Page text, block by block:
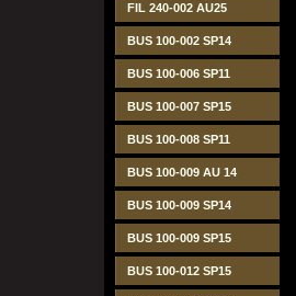
FIL 240-002 AU25
BUS 100-002 SP14
BUS 100-006 SP11
BUS 100-007 SP15
BUS 100-008 SP11
BUS 100-009 AU 14
BUS 100-009 SP14
BUS 100-009 SP15
BUS 100-012 SP15